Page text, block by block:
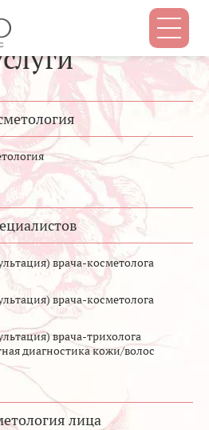
врача-косметолога
врача-косметолога
врача-трихолога
диагностика кожи/волос
лица